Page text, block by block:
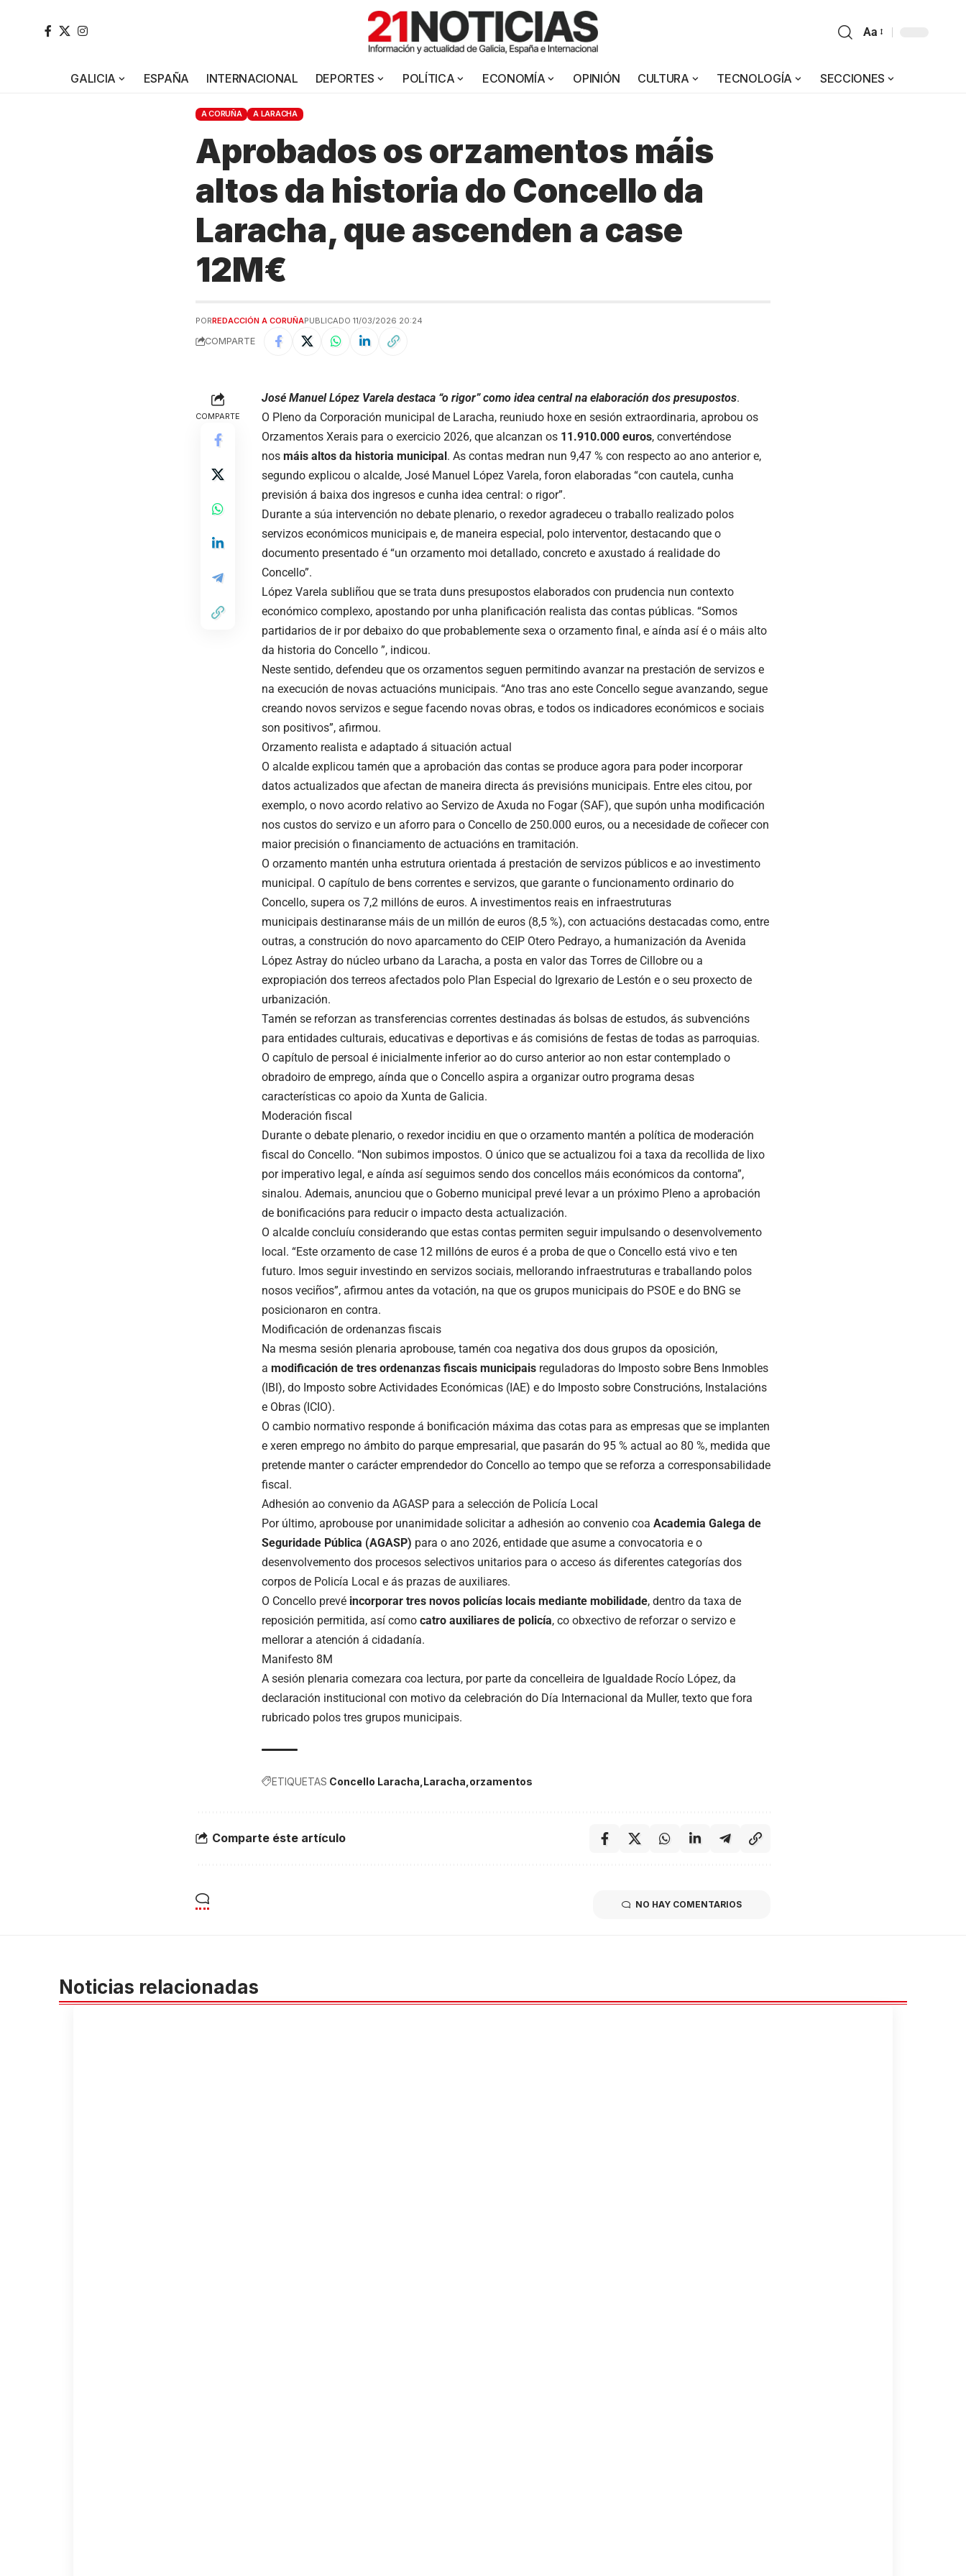
Aa
GALICIA ESPAÑA INTERNACIONAL DEPORTES POLÍTICA ECONOMÍA OPINIÓN CULTURA TECNOLOGÍA SECCIONES
A CORUÑA A LARACHA
Aprobados os orzamentos máis
altos da historia do Concello da
Laracha, que ascenden a case
12M€
PORREDACCIÓN A CORUÑAPUBLICADO 11/03/2026 20:24
COMPARTE
COMPARTE
José Manuel López Varela destaca “o rigor” como idea central na elaboración dos presupostos.
O Pleno da Corporación municipal de Laracha, reuniudo hoxe en sesión extraordinaria, aprobou os
Orzamentos Xerais para o exercicio 2026, que alcanzan os 11.910.000 euros, converténdose
nos máis altos da historia municipal. As contas medran nun 9,47 % con respecto ao ano anterior e,
segundo explicou o alcalde, José Manuel López Varela, foron elaboradas “con cautela, cunha
previsión á baixa dos ingresos e cunha idea central: o rigor”.
Durante a súa intervención no debate plenario, o rexedor agradeceu o traballo realizado polos
servizos económicos municipais e, de maneira especial, polo interventor, destacando que o
documento presentado é “un orzamento moi detallado, concreto e axustado á realidade do
Concello”.
López Varela subliñou que se trata duns presupostos elaborados con prudencia nun contexto
económico complexo, apostando por unha planificación realista das contas públicas. “Somos
partidarios de ir por debaixo do que probablemente sexa o orzamento final, e aínda así é o máis alto
da historia do Concello ”, indicou.
Neste sentido, defendeu que os orzamentos seguen permitindo avanzar na prestación de servizos e
na execución de novas actuacións municipais. “Ano tras ano este Concello segue avanzando, segue
creando novos servizos e segue facendo novas obras, e todos os indicadores económicos e sociais
son positivos”, afirmou.
Orzamento realista e adaptado á situación actual
O alcalde explicou tamén que a aprobación das contas se produce agora para poder incorporar
datos actualizados que afectan de maneira directa ás previsións municipais. Entre eles citou, por
exemplo, o novo acordo relativo ao Servizo de Axuda no Fogar (SAF), que supón unha modificación
nos custos do servizo e un aforro para o Concello de 250.000 euros, ou a necesidade de coñecer con
maior precisión o financiamento de actuacións en tramitación.
O orzamento mantén unha estrutura orientada á prestación de servizos públicos e ao investimento
municipal. O capítulo de bens correntes e servizos, que garante o funcionamento ordinario do
Concello, supera os 7,2 millóns de euros. A investimentos reais en infraestruturas
municipais destinaranse máis de un millón de euros (8,5 %), con actuacións destacadas como, entre
outras, a construción do novo aparcamento do CEIP Otero Pedrayo, a humanización da Avenida
López Astray do núcleo urbano da Laracha, a posta en valor das Torres de Cillobre ou a
expropiación dos terreos afectados polo Plan Especial do Igrexario de Lestón e o seu proxecto de
urbanización.
Tamén se reforzan as transferencias correntes destinadas ás bolsas de estudos, ás subvencións
para entidades culturais, educativas e deportivas e ás comisións de festas de todas as parroquias.
O capítulo de persoal é inicialmente inferior ao do curso anterior ao non estar contemplado o
obradoiro de emprego, aínda que o Concello aspira a organizar outro programa desas
características co apoio da Xunta de Galicia.
Moderación fiscal
Durante o debate plenario, o rexedor incidiu en que o orzamento mantén a política de moderación
fiscal do Concello. “Non subimos impostos. O único que se actualizou foi a taxa da recollida de lixo
por imperativo legal, e aínda así seguimos sendo dos concellos máis económicos da contorna”,
sinalou. Ademais, anunciou que o Goberno municipal prevé levar a un próximo Pleno a aprobación
de bonificacións para reducir o impacto desta actualización.
O alcalde concluíu considerando que estas contas permiten seguir impulsando o desenvolvemento
local. “Este orzamento de case 12 millóns de euros é a proba de que o Concello está vivo e ten
futuro. Imos seguir investindo en servizos sociais, mellorando infraestruturas e traballando polos
nosos veciños”, afirmou antes da votación, na que os grupos municipais do PSOE e do BNG se
posicionaron en contra.
Modificación de ordenanzas fiscais
Na mesma sesión plenaria aprobouse, tamén coa negativa dos dous grupos da oposición,
a modificación de tres ordenanzas fiscais municipais reguladoras do Imposto sobre Bens Inmobles
(IBI), do Imposto sobre Actividades Económicas (IAE) e do Imposto sobre Construcións, Instalacións
e Obras (ICIO).
O cambio normativo responde á bonificación máxima das cotas para as empresas que se implanten
e xeren emprego no ámbito do parque empresarial, que pasarán do 95 % actual ao 80 %, medida que
pretende manter o carácter emprendedor do Concello ao tempo que se reforza a corresponsabilidade
fiscal.
Adhesión ao convenio da AGASP para a selección de Policía Local
Por último, aprobouse por unanimidade solicitar a adhesión ao convenio coa Academia Galega de
Seguridade Pública (AGASP) para o ano 2026, entidade que asume a convocatoria e o
desenvolvemento dos procesos selectivos unitarios para o acceso ás diferentes categorías dos
corpos de Policía Local e ás prazas de auxiliares.
O Concello prevé incorporar tres novos policías locais mediante mobilidade, dentro da taxa de
reposición permitida, así como catro auxiliares de policía, co obxectivo de reforzar o servizo e
mellorar a atención á cidadanía.
Manifesto 8M
A sesión plenaria comezara coa lectura, por parte da concelleira de Igualdade Rocío López, da
declaración institucional con motivo da celebración do Día Internacional da Muller, texto que fora
rubricado polos tres grupos municipais.
ETIQUETAS Concello Laracha Laracha orzamentos
Comparte éste artículo
NO HAY COMENTARIOS
Noticias relacionadas